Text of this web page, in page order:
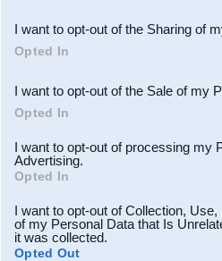
Downstream Participants
third parties.
I want to opt-out of the Sharing of
Opted In
I want to opt-out of the Sale of my
Opted In
I want to opt-out of processing my
Advertising.
Opted In
I want to opt-out of Collection,
of my Personal Data that Is
it was collected.
Opted Out